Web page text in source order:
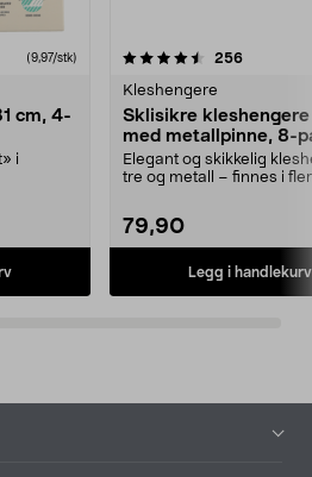
(9,97/stk)
cm, 4-
i
256
Kleshengere
Sklisikre
med metallpinne, 8-
Elegant og skikkelig
tre og metall – finnes i
79,90
Legg i handlekurv
4.5av 5 stjerner